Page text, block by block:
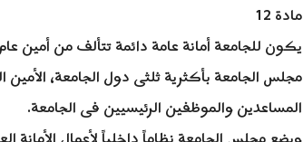
مادة 12
يكون للجامعة أمانة عامة دائمة تتألف من
مجلس الجامعة بأكثرية ثلثى دول الجامعة، الأمين
المساعدين والموظفين الرئيسيين فى الجامعة.